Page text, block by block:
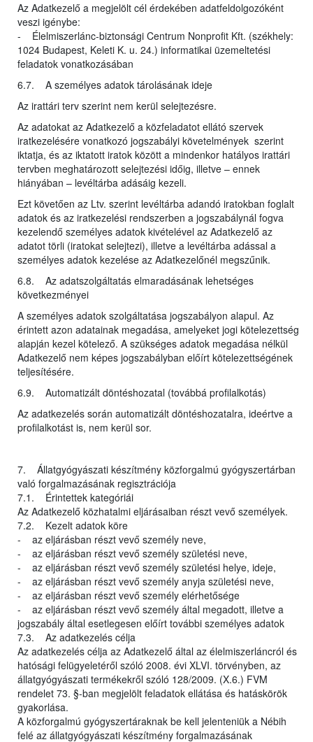
Az Adatkezelő a megjelölt cél érdekében adatfeldolgozóként
veszi igénybe:
- Élelmiszerlánc-biztonsági Centrum Nonprofit Kft. (székhely:
1024 Budapest, Keleti K. u. 24.) informatikai üzemeltetési
feladatok vonatkozásában
6.7. A személyes adatok tárolásának ideje
Az irattári terv szerint nem kerül selejtezésre.
Az adatokat az Adatkezelő a közfeladatot ellátó szervek
iratkezelésére vonatkozó jogszabályi követelmények szerint
iktatja, és az iktatott iratok között a mindenkor hatályos irattári
tervben meghatározott selejtezési időig, illetve – ennek
hiányában – levéltárba adásáig kezeli.
Ezt követően az Ltv. szerint levéltárba adandó iratokban foglalt
adatok és az iratkezelési rendszerben a jogszabálynál fogva
kezelendő személyes adatok kivételével az Adatkezelő az
adatot törli (iratokat selejtezi), illetve a levéltárba adással a
személyes adatok kezelése az Adatkezelőnél megszűnik.
6.8. Az adatszolgáltatás elmaradásának lehetséges
következményei
A személyes adatok szolgáltatása jogszabályon alapul. Az
érintett azon adatainak megadása, amelyeket jogi kötelezettség
alapján kezel kötelező. A szükséges adatok megadása nélkül
Adatkezelő nem képes jogszabályban előírt kötelezettségének
teljesítésére.
6.9. Automatizált döntéshozatal (továbbá profilalkotás)
Az adatkezelés során automatizált döntéshozatalra, ideértve a
profilalkotást is, nem kerül sor.
7. Állatgyógyászati készítmény közforgalmú gyógyszertárban
való forgalmazásának regisztrációja
7.1. Érintettek kategóriái
Az Adatkezelő közhatalmi eljárásaiban részt vevő személyek.
7.2. Kezelt adatok köre
- az eljárásban részt vevő személy neve,
- az eljárásban részt vevő személy születési neve,
- az eljárásban részt vevő személy születési helye, ideje,
- az eljárásban részt vevő személy anyja születési neve,
- az eljárásban részt vevő személy elérhetősége
- az eljárásban részt vevő személy által megadott, illetve a
jogszabály által esetlegesen előírt további személyes adatok
7.3. Az adatkezelés célja
Az adatkezelés célja az Adatkezelő által az élelmiszerláncról és
hatósági felügyeletéről szóló 2008. évi XLVI. törvényben, az
állatgyógyászati termékekről szóló 128/2009. (X.6.) FVM
rendelet 73. §-ban megjelölt feladatok ellátása és hatáskörök
gyakorlása.
A közforgalmú gyógyszertáraknak be kell jelenteniük a Nébih
felé az állatgyógyászati készítmény forgalmazásának